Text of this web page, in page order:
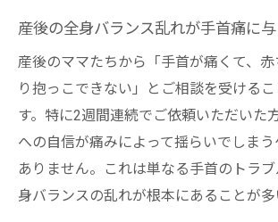
産後の全身バランス乱れが手首痛に
産後のママたちから「手首が痛くて、
り抱っこできない」とご相談を受ける
す。特に2週間連続でご依頼いただいた
への自信が痛みによって揺らいでしまう
ありません。これは単なる手首のトラ
身バランスの乱れが根本にあることが多